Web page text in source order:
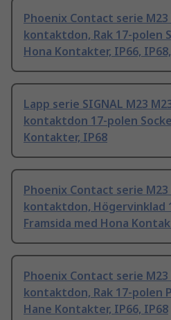
Phoenix Contact serie M23
kontaktdon, Rak 17-polen
Hona Kontakter, IP66,
Lapp serie SIGNAL M23
kontaktdon 17-polen
Kontakter, IP68
Phoenix Contact serie M23
kontaktdon, Högervinklad
Framsida med Hona
Phoenix Contact serie M23
kontaktdon, Rak 17-polen
Hane Kontakter, IP66, IP68